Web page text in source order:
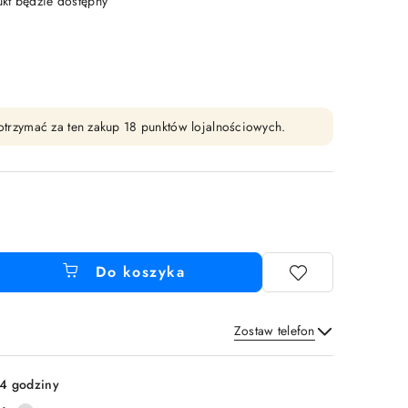
za ten zakup 18 punktów lojalnościowych.
Do koszyka
Zostaw telefon
Wyślij
godziny